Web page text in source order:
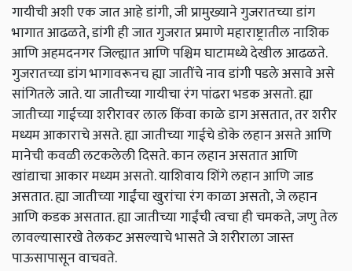
गायीची अशी एक जात आहे डांगी, जी प्रामुख्याने गुजरातच्या डांग
भागात आढळते, डांगी ही जात गुजरात प्रमाणे महाराष्ट्रातील नाशिक
आणि अहमदनगर जिल्ह्यात आणि पश्चिम घाटामध्ये देखील आढळते.
गुजरातच्या डांग भागावरूनच ह्या जातींचे नाव डांगी पडले असावे असे
सांगितले जाते. या जातीच्या गायीचा रंग पांढरा भडक असतो. ह्या
जातीच्या गाईच्या शरीरावर लाल किंवा काळे डाग असतात, तर शरीर
मध्यम आकाराचे असते. ह्या जातीच्या गाईचे डोके लहान असते आणि
मानेची कवळी लटकलेली दिसते. कान लहान असतात आणि
खांद्याचा आकार मध्यम असतो. याशिवाय शिंगे लहान आणि जाड
असतात. ह्या जातीच्या गाईंचा खुरांचा रंग काळा असतो, जे लहान
आणि कडक असतात. ह्या जातीच्या गाईंची त्वचा ही चमकते, जणु तेल
लावल्यासारखे तेलकट असल्याचे भासते जे शरीराला जास्त
पाऊसापासून वाचवते.